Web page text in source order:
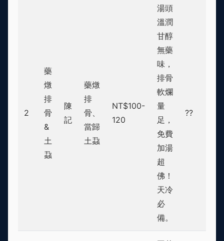
2
藥
燉
排
骨
&
土
蝨
陳
記
藥燉
排
骨、
當歸
土蝨
NT$100-
120
湯頭
溫潤
甘醇
無藥
味，
排骨
軟爛
量
足，
免費
加湯
超
佛！
天冷
必
備。
??